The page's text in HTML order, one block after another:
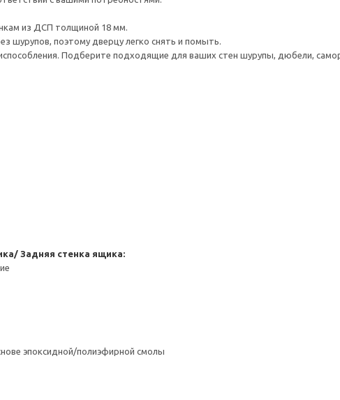
из ДСП толщиной 18 мм.
шурупов, поэтому дверцу легко снять и помыть.
Подберите подходящие для ваших стен шурупы, дюбели,
Задняя стенка ящика:
эпоксидной/полиэфирной смолы